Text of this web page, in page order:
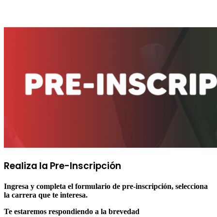
Realiza la Pre-Inscripción
Ingresa y completa el formulario de pre-inscripción, selecciona
la carrera que te interesa.
Te estaremos respondiendo a la brevedad